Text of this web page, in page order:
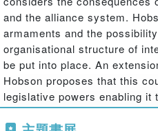
and the alliance system.
armaments and the
organisational structure of
be put into place. An
Hobson proposes that this
legislative powers enabling it
sanctions and, if necessary,
international force. This is a